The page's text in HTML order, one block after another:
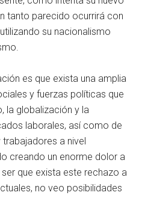
tanto parecido ocurrirá con
su nacionalismo
es que exista una amplia
y fuerzas políticas que
la globalización y la
laborales, así como de
a nivel
creando un enorme dolor a
que exista este rechazo a
no veo posibilidades